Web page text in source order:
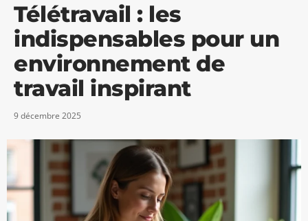
Télétravail : les
indispensables pour un
environnement de
travail inspirant
9 décembre 2025